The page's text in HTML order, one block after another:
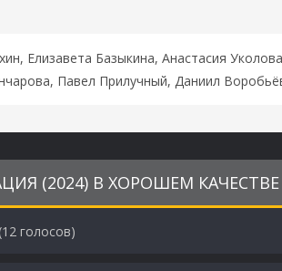
Елизавета Базыкина, Анастасия
Павел Прилучный, Даниил
(2024) В ХОРОШЕМ
12 голосов)